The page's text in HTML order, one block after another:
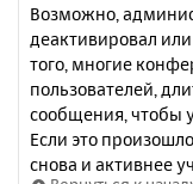
Возможно,
деактивировал
того, многие
пользователей,
сообщения, чтобы
Если это
снова и активнее